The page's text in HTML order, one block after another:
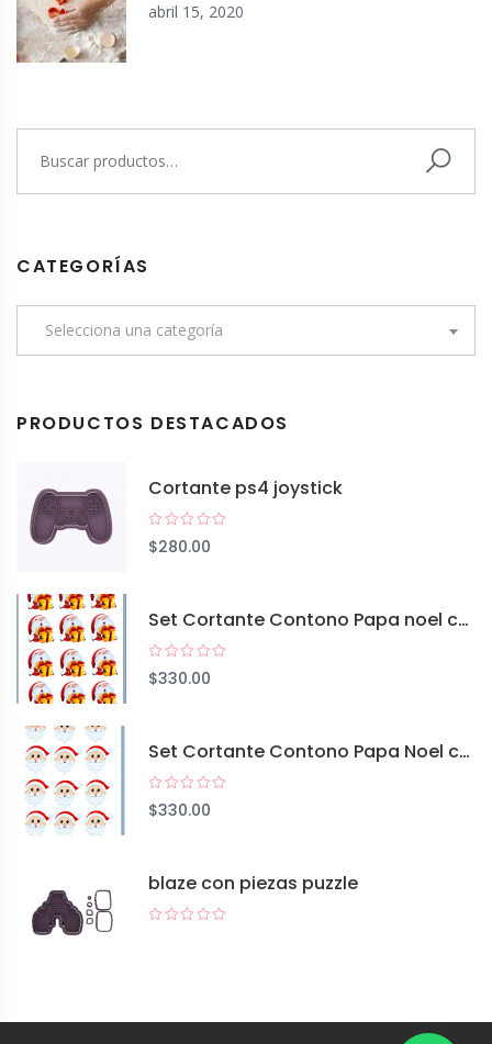
abril 15, 2020
CATEGORÍAS
Selecciona una categoría
PRODUCTOS DESTACADOS
Cortante ps4 joystick
$280.00
Set Cortante Contono Papa noel cuerpo entero+ Lamina
$330.00
Set Cortante Contono Papa Noel cara A+ Lamina
$330.00
blaze con piezas puzzle